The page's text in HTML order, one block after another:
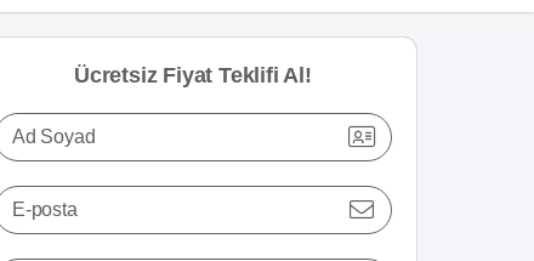
Ücretsiz Fiyat Teklifi Al!
Ad Soyad
E-posta